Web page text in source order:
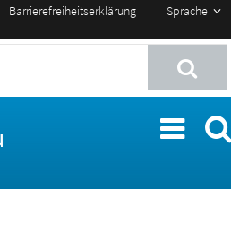
Sprache
Barrierefreiheitserklärung